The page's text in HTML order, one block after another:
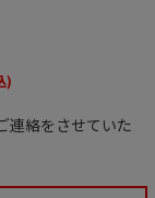
)
連絡をさせていた